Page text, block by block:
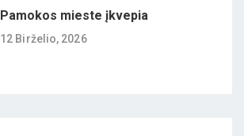
Pamokos mieste įkvepia
12 Birželio, 2026